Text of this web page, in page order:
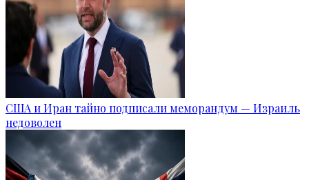
США и Иран тайно подписали меморандум — Израиль
недоволен